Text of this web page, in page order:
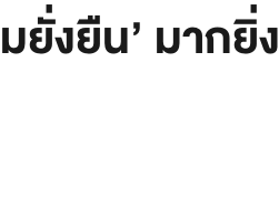
ยั่งยืน’ มากยิ่ง